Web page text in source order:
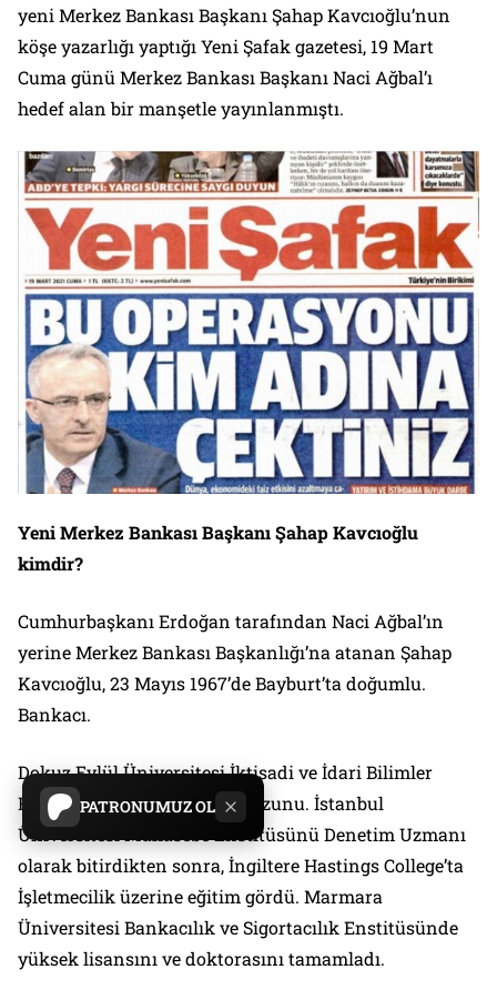
PATRONUMUZ OL
yeni Merkez Bankası Başkanı Şahap Kavcıoğlu’nun
köşe yazarlığı yaptığı Yeni Şafak gazetesi, 19 Mart
Cuma günü Merkez Bankası Başkanı Naci Ağbal’ı
hedef alan bir manşetle yayınlanmıştı.
Yeni Merkez Bankası Başkanı Şahap Kavcıoğlu
kimdir?
Cumhurbaşkanı Erdoğan tarafından Naci Ağbal’ın
yerine Merkez Bankası Başkanlığı’na atanan Şahap
Kavcıoğlu, 23 Mayıs 1967’de Bayburt’ta doğumlu.
Bankacı.
Dokuz Eylül Üniversitesi İktisadi ve İdari Bilimler
Fakültesi İşletme Bölümü mezunu. İstanbul
Üniversitesi Muhasebe Enstitüsünü Denetim Uzmanı
olarak bitirdikten sonra, İngiltere Hastings College’ta
İşletmecilik üzerine eğitim gördü. Marmara
Üniversitesi Bankacılık ve Sigortacılık Enstitüsünde
yüksek lisansını ve doktorasını tamamladı.